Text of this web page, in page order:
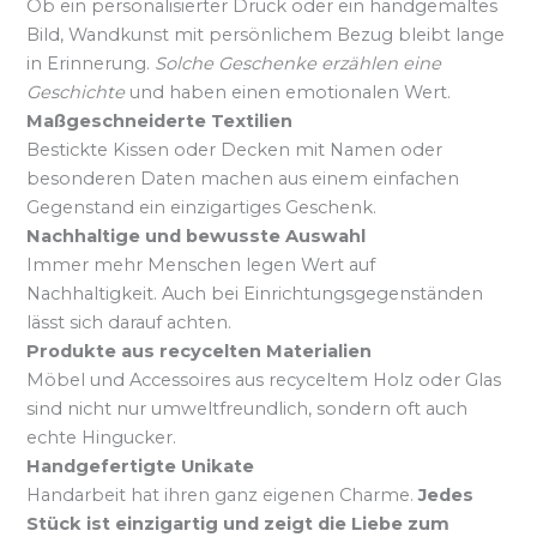
Ob ein personalisierter Druck oder ein handgemaltes
Bild, Wandkunst mit persönlichem Bezug bleibt lange
in Erinnerung. Solche Geschenke erzählen eine
Geschichteund haben einen emotionalen Wert.
Maßgeschneiderte Textilien
Bestickte Kissen oder Decken mit Namen oder
besonderen Daten machen aus einem einfachen
Gegenstand ein einzigartiges Geschenk.
Nachhaltige und bewusste Auswahl
Immer mehr Menschen legen Wert auf
Nachhaltigkeit. Auch bei Einrichtungsgegenständen
lässt sich darauf achten.
Produkte aus recycelten Materialien
Möbel und Accessoires aus recyceltem Holz oder Glas
sind nicht nur umweltfreundlich, sondern oft auch
echte Hingucker.
Handgefertigte Unikate
Handarbeit hat ihren ganz eigenen Charme.Jedes
Stück ist einzigartig und zeigt die Liebe zum